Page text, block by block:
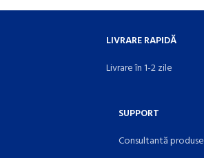
LIVRARE RAPIDĂ
Livrare în 1-2 zile
SUPPORT
Consultantă produse